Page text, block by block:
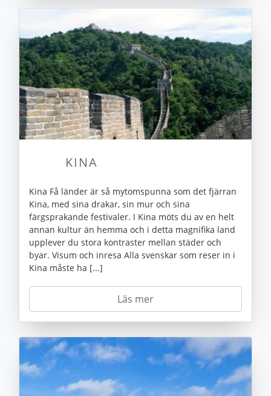
KINA
Kina Få länder är så mytomspunna som det fjärran
Kina, med sina drakar, sin mur och sina
färgsprakande festivaler. I Kina möts du av en helt
annan kultur än hemma och i detta magnifika land
upplever du stora kontraster mellan städer och
byar. Visum och inresa Alla svenskar som reser in i
Kina måste ha [...]
Läs mer